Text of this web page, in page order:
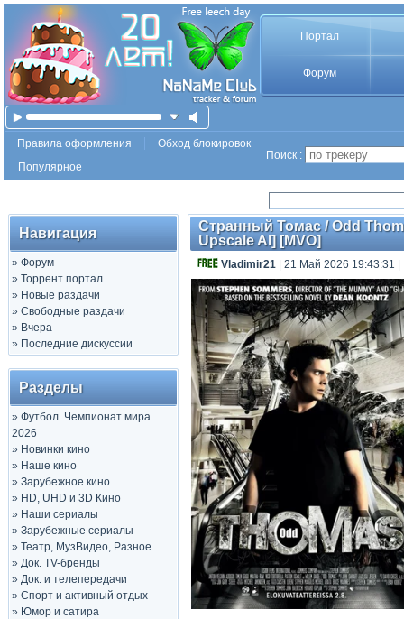
Портал
Форум
Правила оформления
Обход блокировок
Популярное
Поиск :
Навигация
» Форум
» Торрент портал
» Новые раздачи
» Свободные раздачи
» Вчера
» Последние дискуссии
Разделы
» Футбол. Чемпионат мира
2026
» Новинки кино
» Наше кино
» Зарубежное кино
» HD, UHD и 3D Кино
» Наши сериалы
» Зарубежные сериалы
» Театр, МузВидео, Разное
» Док. TV-бренды
» Док. и телепередачи
» Спорт и активный отдых
» Юмор и сатира
Странный Томас / Odd
Upscale AI] [MVO]
Vladimir21 | 21 Май 2026 19:43:31